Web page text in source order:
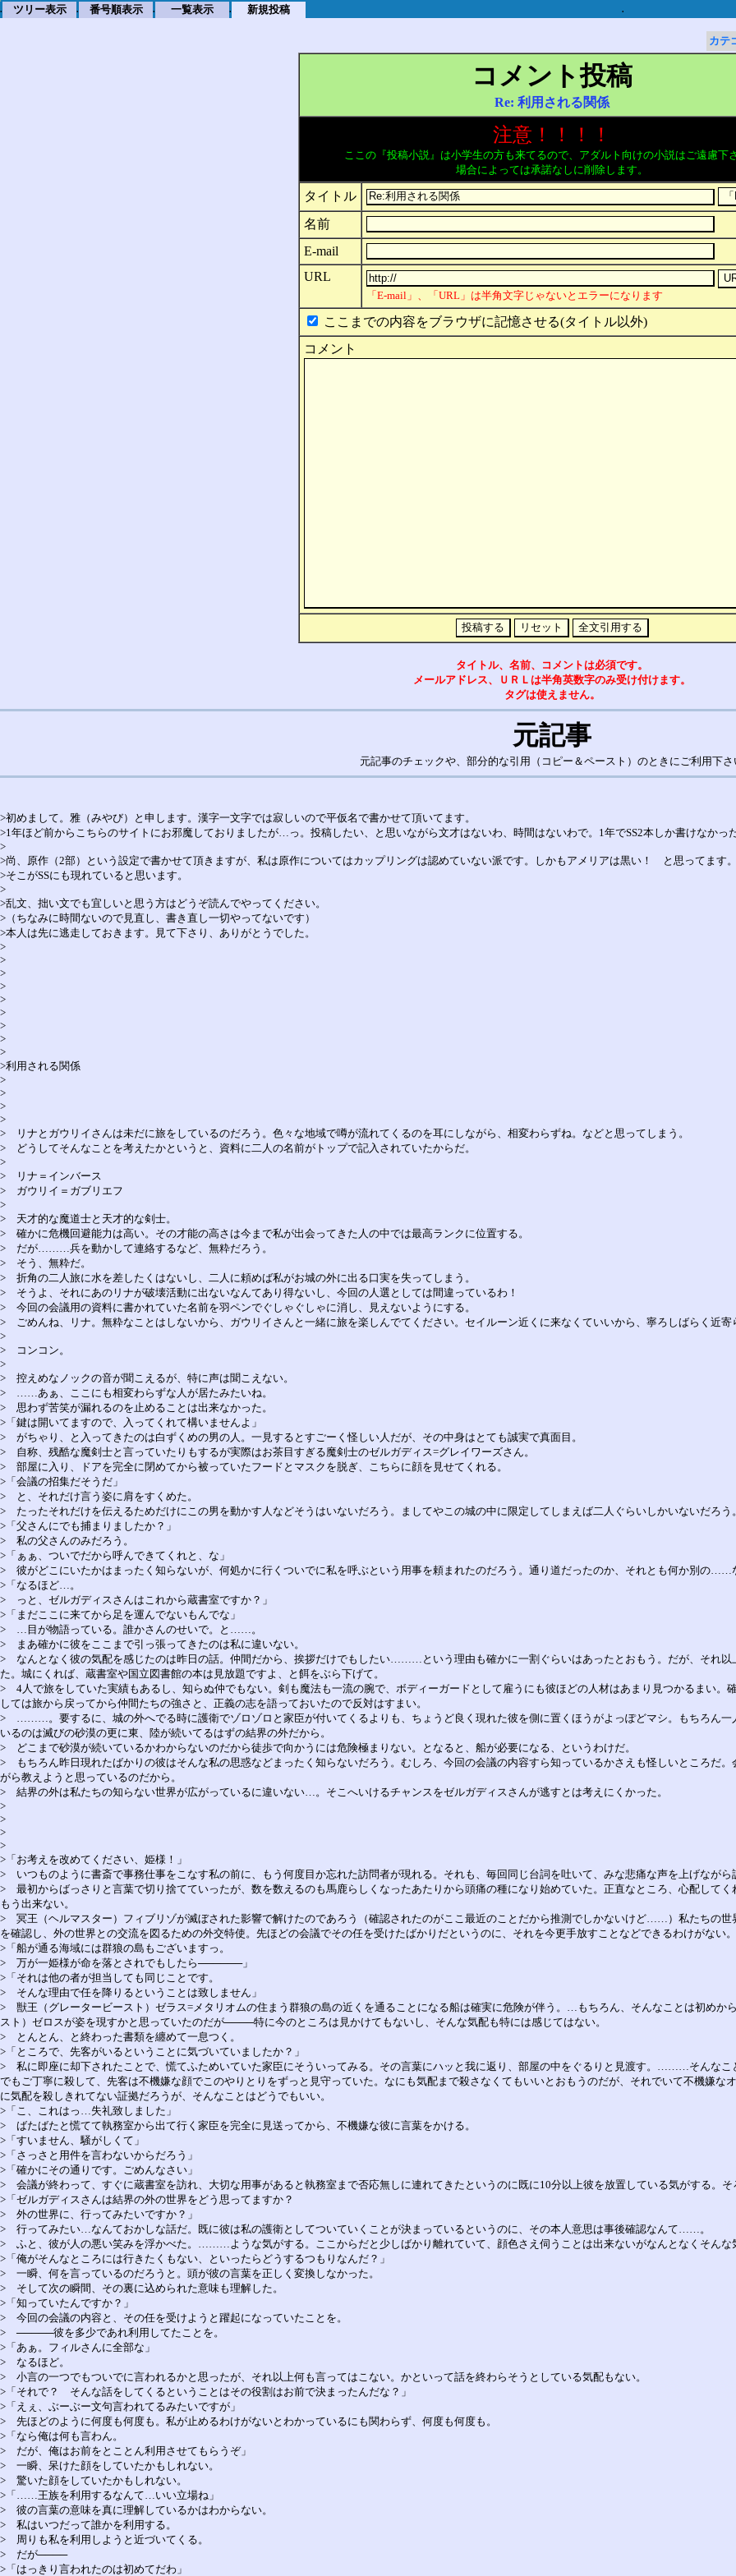
. ツリー表示 . 番号順表示 . 一覧表示 . 新規投稿
.
カテ
コメント投稿
Re: 利用される関係
注意！！！！
ここの『投稿小説』は小学生の方も来てるので、アダルト向けの小説はご遠慮下さ
場合によっては承諾なしに削除します。
タイトル
名前
E-mail
URL
「E-mail」、「URL」は半角文字じゃないとエラーになります
ここまでの内容をブラウザに記憶させる(タイトル以外)
コメント
タイトル、名前、コメントは必須です。
メールアドレス、ＵＲＬは半角英数字のみ受け付けます。
タグは使えません。
元記事
元記事のチェックや、部分的な引用（コピー＆ペースト）のときにご利用下さ
>初めまして。雅（みやび）と申します。漢字一文字では寂しいので平仮名で書かせて頂いてます。
>1年ほど前からこちらのサイトにお邪魔しておりましたが…っ。投稿したい、と思いながら文才はないわ、時間はないわで。1年でSS2本しか書けなか
>
>尚、原作（2部）という設定で書かせて頂きますが、私は原作についてはカップリングは認めていない派です。しかもアメリアは黒い！ と思ってます。
>そこがSSにも現れていると思います。
>
>乱文、拙い文でも宜しいと思う方はどうぞ読んでやってください。
>（ちなみに時間ないので見直し、書き直し一切やってないです）
>本人は先に逃走しておきます。見て下さり、ありがとうでした。
>
>
>
>
>
>
>
>
>
>利用される関係
>
>
>
>
> リナとガウリイさんは未だに旅をしているのだろう。色々な地域で噂が流れてくるのを耳にしながら、相変わらずね。などと思ってしまう。
> どうしてそんなことを考えたかというと、資料に二人の名前がトップで記入されていたからだ。
>
> リナ＝インバース
> ガウリイ＝ガブリエフ
>
> 天才的な魔道士と天才的な剣士。
> 確かに危機回避能力は高い。その才能の高さは今まで私が出会ってきた人の中では最高ランクに位置する。
> だが………兵を動かして連絡するなど、無粋だろう。
> そう、無粋だ。
> 折角の二人旅に水を差したくはないし、二人に頼めば私がお城の外に出る口実を失ってしまう。
> そうよ、それにあのリナが破壊活動に出ないなんてあり得ないし、今回の人選としては間違っているわ！
> 今回の会議用の資料に書かれていた名前を羽ペンでぐしゃぐしゃに消し、見えないようにする。
> ごめんね、リナ。無粋なことはしないから、ガウリイさんと一緒に旅を楽しんでてください。セイルーン近くに来なくていいから、寧ろしばらく近寄
>
> コンコン。
>
> 控えめなノックの音が聞こえるが、特に声は聞こえない。
> ……あぁ、ここにも相変わらずな人が居たみたいね。
> 思わず苦笑が漏れるのを止めることは出来なかった。
>「鍵は開いてますので、入ってくれて構いませんよ」
> がちゃり、と入ってきたのは白ずくめの男の人。一見するとすごーく怪しい人だが、その中身はとても誠実で真面目。
> 自称、残酷な魔剣士と言っていたりもするが実際はお茶目すぎる魔剣士のゼルガディス=グレイワーズさん。
> 部屋に入り、ドアを完全に閉めてから被っていたフードとマスクを脱ぎ、こちらに顔を見せてくれる。
>「会議の招集だそうだ」
> と、それだけ言う姿に肩をすくめた。
> たったそれだけを伝えるためだけにこの男を動かす人などそうはいないだろう。ましてやこの城の中に限定してしまえば二人ぐらいしかいないだろ
>「父さんにでも捕まりましたか？」
> 私の父さんのみだろう。
>「ぁぁ、ついでだから呼んできてくれと、な」
> 彼がどこにいたかはまったく知らないが、何処かに行くついでに私を呼ぶという用事を頼まれたのだろう。通り道だったのか、それとも何か別の……
>「なるほど…。
> っと、ゼルガディスさんはこれから蔵書室ですか？」
>「まだここに来てから足を運んでないもんでな」
> …目が物語っている。誰かさんのせいで。と……。
> まあ確かに彼をここまで引っ張ってきたのは私に違いない。
> なんとなく彼の気配を感じたのは昨日の話。仲間だから、挨拶だけでもしたい………という理由も確かに一割ぐらいはあったとおもう。だが、それ以
た。城にくれば、蔵書室や国立図書館の本は見放題ですよ、と餌をぶら下げて。
> 4人で旅をしていた実績もあるし、知らぬ仲でもない。剣も魔法も一流の腕で、ボディーガードとして雇うにも彼ほどの人材はあまり見つかるまい。
しては旅から戻ってから仲間たちの強さと、正義の志を語っておいたので反対はすまい。
> ………。要するに、城の外へでる時に護衛でゾロゾロと家臣が付いてくるよりも、ちょうど良く現れた彼を側に置くほうがよっぽどマシ。もちろん一
いるのは滅びの砂漠の更に東、陸が続いてるはずの結界の外だから。
> どこまで砂漠が続いているかわからないのだから徒歩で向かうには危険極まりない。となると、船が必要になる、というわけだ。
> もちろん昨日現れたばかりの彼はそんな私の思惑などまったく知らないだろう。むしろ、今回の会議の内容すら知っているかさえも怪しいところだ
がら教えようと思っているのだから。
> 結界の外は私たちの知らない世界が広がっているに違いない…。そこへいけるチャンスをゼルガディスさんが逃すとは考えにくかった。
>
>
>
>
>「お考えを改めてください、姫様！」
> いつものように書斎で事務仕事をこなす私の前に、もう何度目か忘れた訪問者が現れる。それも、毎回同じ台詞を吐いて、みな悲痛な声を上げながら
> 最初からばっさりと言葉で切り捨てていったが、数を数えるのも馬鹿らしくなったあたりから頭痛の種になり始めていた。正直なところ、心配して
もう出来ない。
> 冥王（ヘルマスター）フィブリゾが滅ぼされた影響で解けたのであろう（確認されたのがここ最近のことだから推測でしかないけど……）私たちの
を確認し、外の世界との交流を図るための外交特使。先ほどの会議でその任を受けたばかりだというのに、それを今更手放すことなどできるわけがない。
>「船が通る海域には群狼の島もございますっ。
> 万が一姫様が命を落とされでもしたら──────」
>「それは他の者が担当しても同じことです。
> そんな理由で任を降りるということは致しません」
> 獣王（グレータービースト）ゼラス=メタリオムの住まう群狼の島の近くを通ることになる船は確実に危険が伴う。…もちろん、そんなことは初めか
スト）ゼロスが姿を現すかと思っていたのだが────特に今のところは見かけてもないし、そんな気配も特には感じてはない。
> とんとん、と終わった書類を纏めて一息つく。
>「ところで、先客がいるということに気づいていましたか？」
> 私に即座に却下されたことで、慌てふためいていた家臣にそういってみる。その言葉にハッと我に返り、部屋の中をぐるりと見渡す。………そんなこ
でもご丁寧に殺して、先客は不機嫌な顔でこのやりとりをずっと見守っていた。なにも気配まで殺さなくてもいいとおもうのだが、それでいて不機嫌
に気配を殺しきれてない証拠だろうが、そんなことはどうでもいい。
>「こ、これはっ…失礼致しました」
> ばたばたと慌てて執務室から出て行く家臣を完全に見送ってから、不機嫌な彼に言葉をかける。
>「すいません、騒がしくて」
>「さっさと用件を言わないからだろう」
>「確かにその通りです。ごめんなさい」
> 会議が終わって、すぐに蔵書室を訪れ、大切な用事があると執務室まで否応無しに連れてきたというのに既に10分以上彼を放置している気がする。そ
>「ゼルガディスさんは結界の外の世界をどう思ってますか？
> 外の世界に、行ってみたいですか？」
> 行ってみたい…なんておかしな話だ。既に彼は私の護衛としてついていくことが決まっているというのに、その本人意思は事後確認なんて……。
> ふと、彼が人の悪い笑みを浮かべた。………ような気がする。ここからだと少しばかり離れていて、顔色さえ伺うことは出来ないがなんとなくそんな
>「俺がそんなところには行きたくもない、といったらどうするつもりなんだ？」
> 一瞬、何を言っているのだろうと。頭が彼の言葉を正しく変換しなかった。
> そして次の瞬間、その裏に込められた意味も理解した。
>「知っていたんですか？」
> 今回の会議の内容と、その任を受けようと躍起になっていたことを。
> ─────彼を多少であれ利用してたことを。
>「あぁ。フィルさんに全部な」
> なるほど。
> 小言の一つでもついでに言われるかと思ったが、それ以上何も言ってはこない。かといって話を終わらそうとしている気配もない。
>「それで？ そんな話をしてくるということはその役割はお前で決まったんだな？」
>「えぇ、ぶーぶー文句言われてるみたいですが」
> 先ほどのように何度も何度も。私が止めるわけがないとわかっているにも関わらず、何度も何度も。
>「なら俺は何も言わん。
> だが、俺はお前をとことん利用させてもらうぞ」
> 一瞬、呆けた顔をしていたかもしれない。
> 驚いた顔をしていたかもしれない。
>「……王族を利用するなんて…いい立場ね」
> 彼の言葉の意味を真に理解しているかはわからない。
> 私はいつだって誰かを利用する。
> 周りも私を利用しようと近づいてくる。
> だが────
>「はっきり言われたのは初めてだわ」